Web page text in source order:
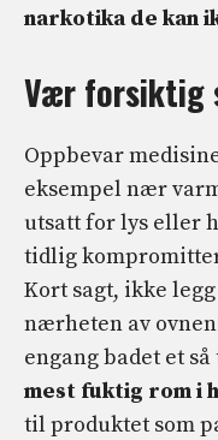
narkotika de kan
Vær forsiktig
Oppbevar
eksempel nær
utsatt for lys eller
tidlig
Kort sagt, ikke
nærheten av
engang badet et
mest fuktig rom i
til produktet som